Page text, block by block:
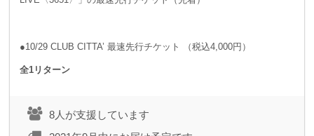
●10/29 CLUB CITTA’ 最速先行チケット （税込4,000円）
全1リターン
8人が支援しています